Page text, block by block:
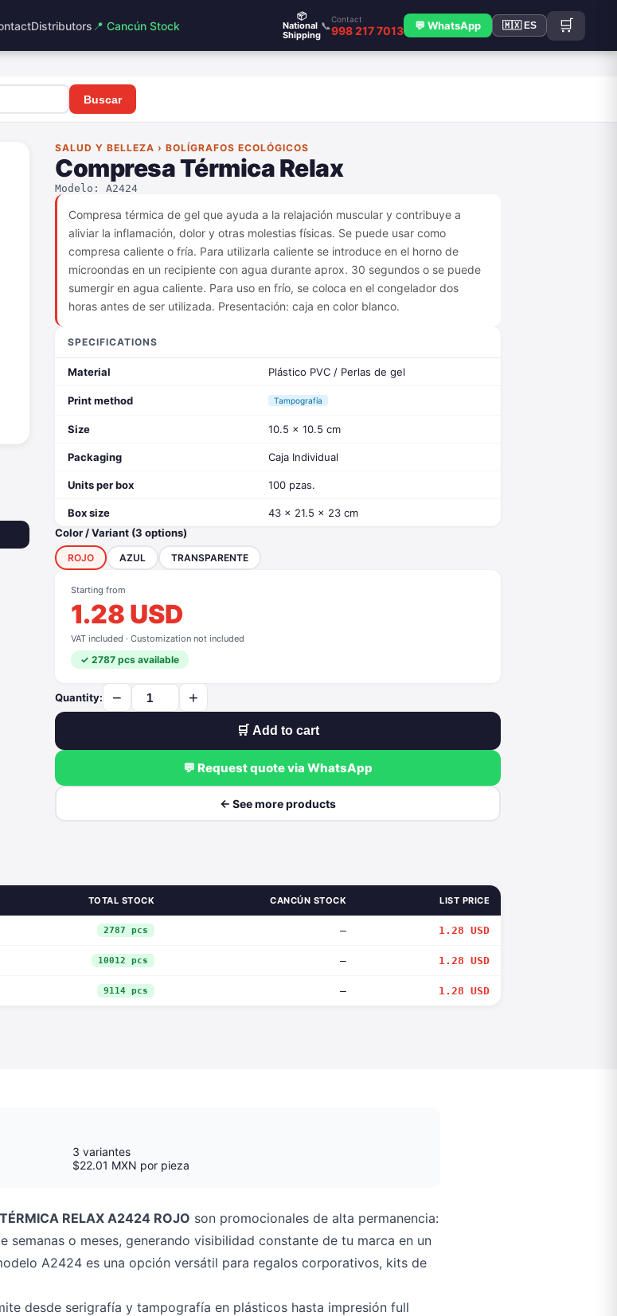
Distributors 📍 Cancún Stock
📦
National
Shipping
📞
Contact
998 217 7013 💬 WhatsApp 🇲🇽 ES 🛒
Buscar
SALUD Y BELLEZA › BOLÍGRAFOS ECOLÓGICOS
Compresa Térmica Relax
Modelo: A2424
Compresa térmica de gel que ayuda a la relajación muscular y contribuye a
aliviar la inflamación, dolor y otras molestias físicas. Se puede usar como
compresa caliente o fría. Para utilizarla caliente se introduce en el horno de
microondas en un recipiente con agua durante aprox. 30 segundos o se puede
sumergir en agua caliente. Para uso en frío, se coloca en el congelador dos
horas antes de ser utilizada. Presentación: caja en color blanco.
SPECIFICATIONS
Material Plástico PVC / Perlas de gel
Print method Tampografía
Size 10.5 x 10.5 cm
Packaging Caja Individual
Units per box 100 pzas.
Box size
43 x 21.5 x 23 cm
Color / Variant (3 options)
ROJO AZUL TRANSPARENTE
Starting from
1.28 USD
VAT included · Customization not included
✓ 2787 pcs available
Quantity: − +
🛒 Add to cart
💬 Request quote via WhatsApp
← See more products
TOTAL STOCK CANCÚN STOCK LIST PRICE
2787 pcs — 1.28 USD
10012 pcs — 1.28 USD
9114 pcs — 1.28 USD
3 variantes
$22.01 MXN por pieza
RELAX A2424 ROJO son promocionales de alta permanencia:
semanas o meses, generando visibilidad constante de tu marca en un
A2424 es una opción versátil para regalos corporativos, kits de
desde serigrafía y tampografía en plásticos hasta impresión full